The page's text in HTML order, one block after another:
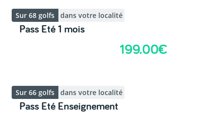
Sur 68 golfs dans votre localité
Pass Eté 1 mois
199.00€
Sur 66 golfs dans votre localité
Pass Eté Enseignement